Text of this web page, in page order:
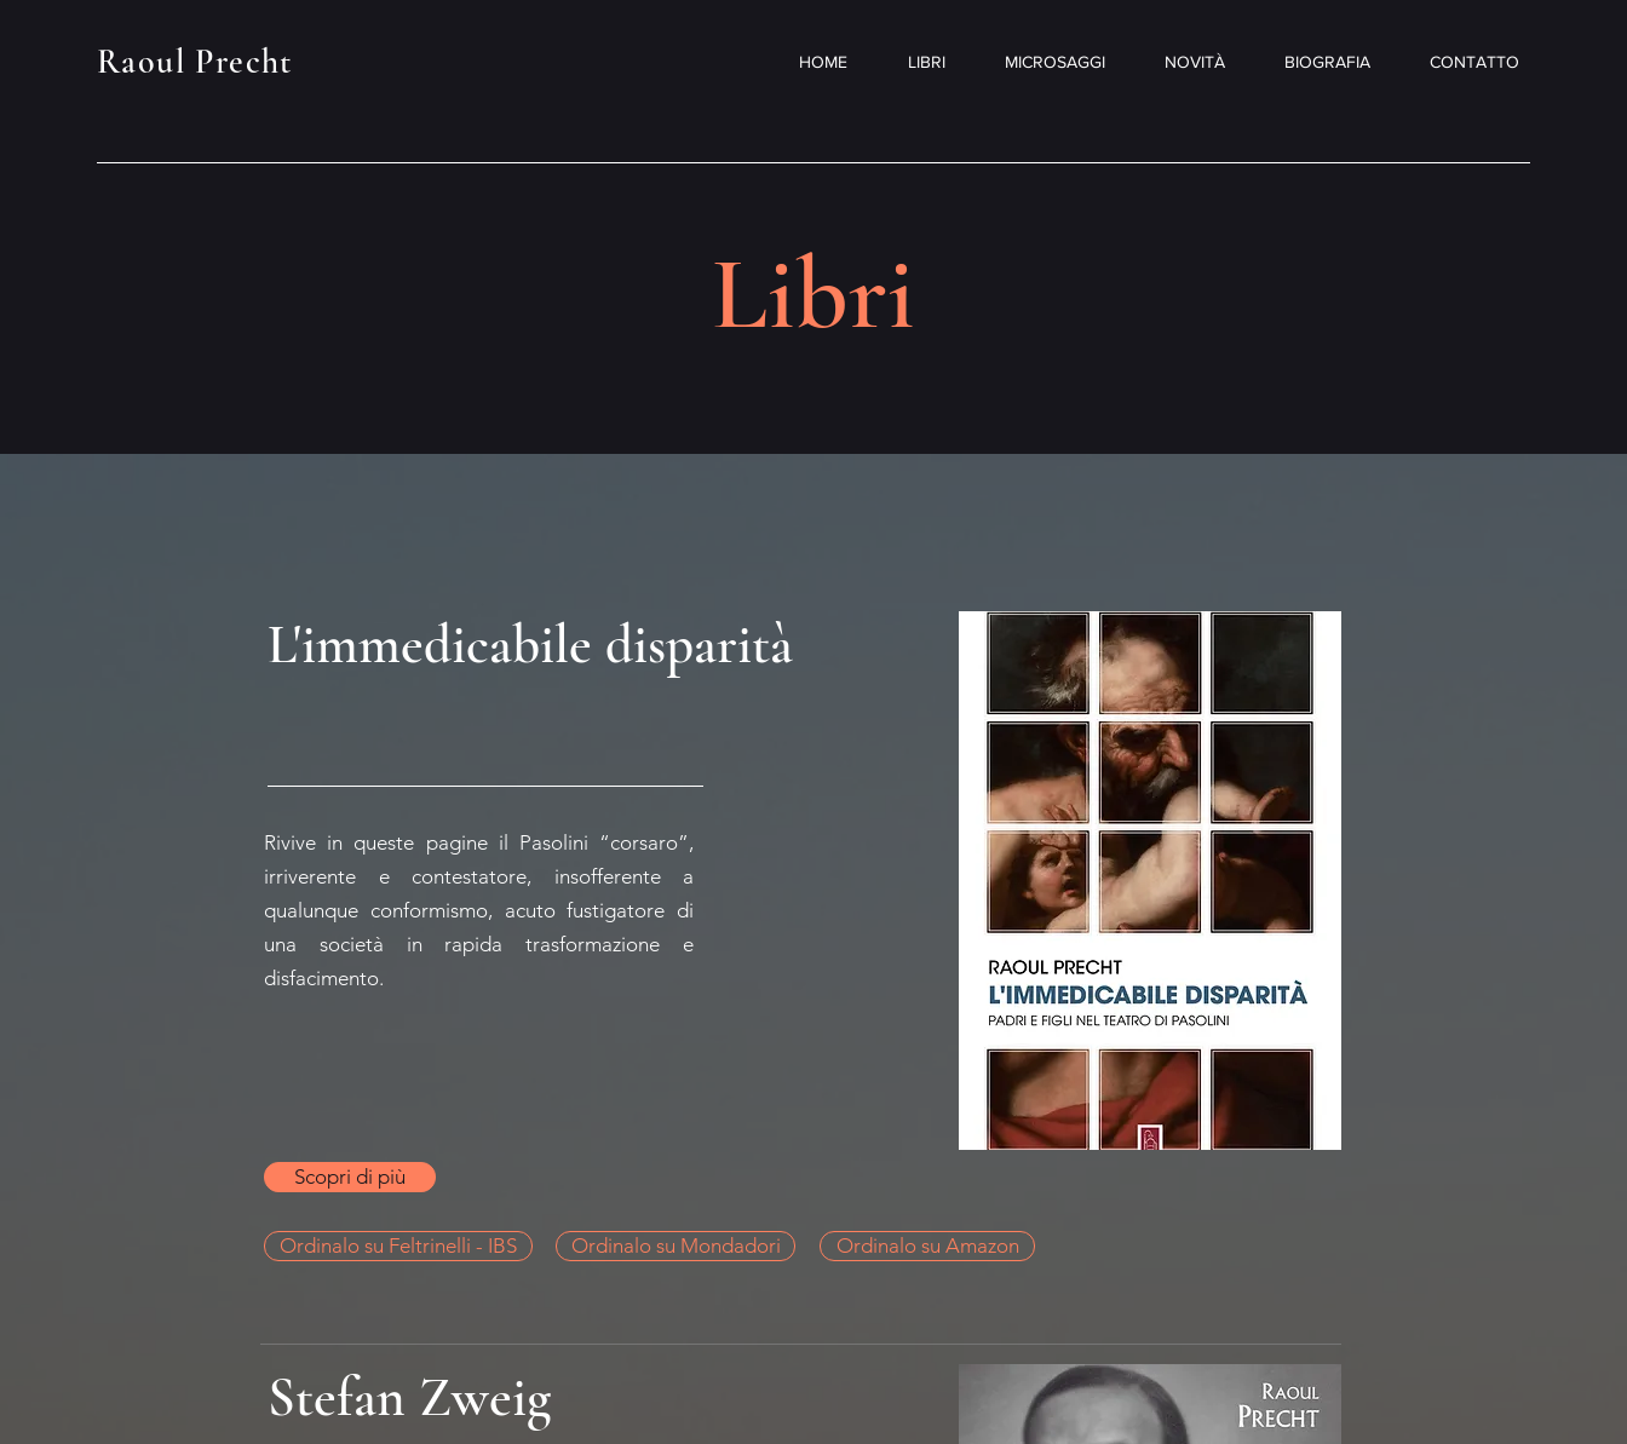
Raoul Precht HOME LIBRI MICROSAGGI NOVITÀ BIOGRAFIA CONTATTO
Libri
L'immedicabile disparità
Rivive in queste pagine il Pasolini “corsaro”,
irriverente e contestatore, insofferente a
qualunque conformismo, acuto fustigatore di
una società in rapida trasformazione e
disfacimento.
Scopri di più
Ordinalo su Feltrinelli - IBS Ordinalo su Mondadori Ordinalo su Amazon
Stefan Zweig